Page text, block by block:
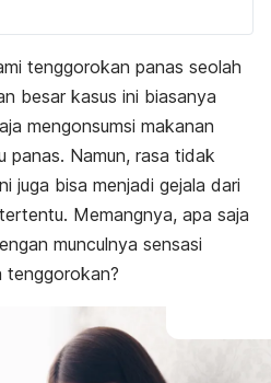
tenggorokan panas seolah
besar kasus ini biasanya
mengonsumsi makanan
panas. Namun, rasa tidak
juga bisa menjadi gejala dari
Memangnya, apa saja
munculnya sensasi
tenggorokan?